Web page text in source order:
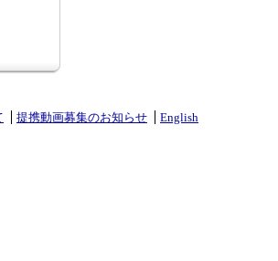
提携動画募集のお知らせ English